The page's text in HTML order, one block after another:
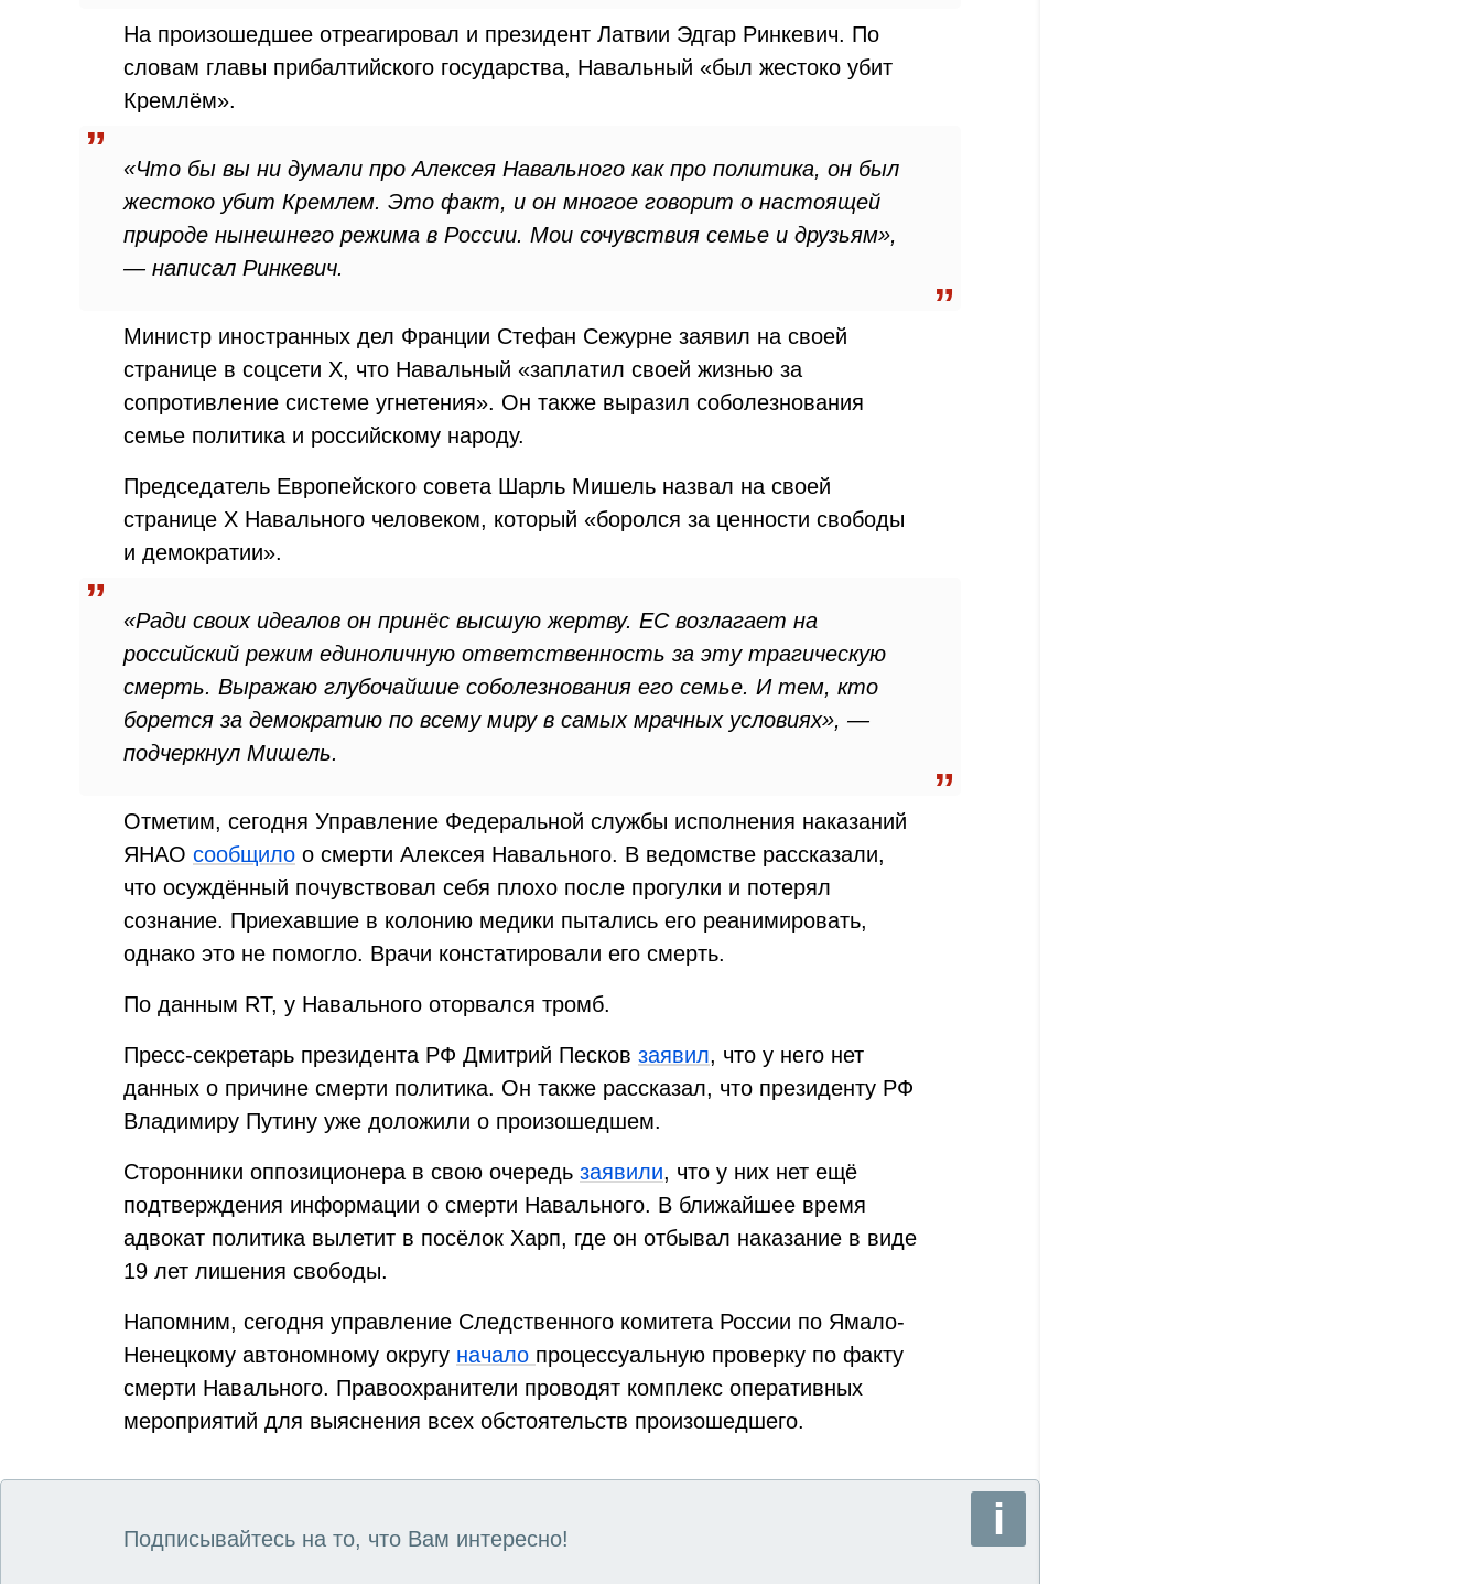
На произошедшее отреагировал и президент Латвии Эдгар Ринкевич. По
словам главы прибалтийского государства, Навальный «был жестоко убит
Кремлём».
«Что бы вы ни думали про Алексея Навального как про политика, он был
жестоко убит Кремлем. Это факт, и он многое говорит о настоящей
природе нынешнего режима в России. Мои сочувствия семье и друзьям»,
— написал Ринкевич.
Министр иностранных дел Франции Стефан Сежурне заявил на своей
странице в соцсети X, что Навальный «заплатил своей жизнью за
сопротивление системе угнетения». Он также выразил соболезнования
семье политика и российскому народу.
Председатель Европейского совета Шарль Мишель назвал на своей
странице X Навального человеком, который «боролся за ценности свободы
и демократии».
«Ради своих идеалов он принёс высшую жертву. ЕС возлагает на
российский режим единоличную ответственность за эту трагическую
смерть. Выражаю глубочайшие соболезнования его семье. И тем, кто
борется за демократию по всему миру в самых мрачных условиях», —
подчеркнул Мишель.
Отметим, сегодня Управление Федеральной службы исполнения наказаний
ЯНАО сообщило о смерти Алексея Навального. В ведомстве рассказали,
что осуждённый почувствовал себя плохо после прогулки и потерял
сознание. Приехавшие в колонию медики пытались его реанимировать,
однако это не помогло. Врачи констатировали его смерть.
По данным RT, у Навального оторвался тромб.
Пресс-секретарь президента РФ Дмитрий Песков заявил, что у него нет
данных о причине смерти политика. Он также рассказал, что президенту РФ
Владимиру Путину уже доложили о произошедшем.
Сторонники оппозиционера в свою очередь заявили, что у них нет ещё
подтверждения информации о смерти Навального. В ближайшее время
адвокат политика вылетит в посёлок Харп, где он отбывал наказание в виде
19 лет лишения свободы.
Напомним, сегодня управление Следственного комитета России по Ямало-
Ненецкому автономному округу начало процессуальную проверку по факту
смерти Навального. Правоохранители проводят комплекс оперативных
мероприятий для выяснения всех обстоятельств произошедшего.
Подписывайтесь на то, что Вам интересно!